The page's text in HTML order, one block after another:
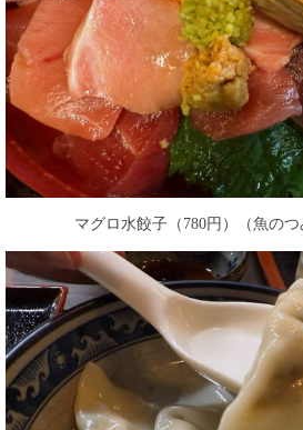
マグロ水餃子（780円）（魚の